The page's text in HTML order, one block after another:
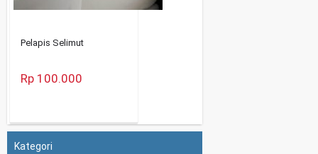
Pelapis Selimut
Rp 100.000
Kategori